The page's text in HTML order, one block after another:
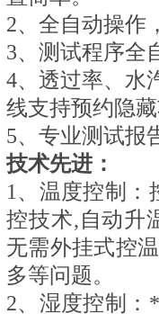
2、 全自动操作
3、 测试程序全
4、 透过率、水
线支持预约隐
5、 专业测试报
技术先进：
1、温度控制：
控技术,自动升
无需外挂式控
多等问题。
2、湿度控制：